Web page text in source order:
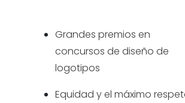
SOBRE NOSOTROS
AYUDA Y SOPORTE
TÉRMINOS Y CONDICIONES
Grandes premios en
concursos de diseño de
logotipos
Equidad y el máximo